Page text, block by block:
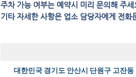
주차 가능 여부는 예약시 미리 문의해 주세
기타 자세한 사항은 업소 담당자에게 전
대한민국 경기도 안산시 단원구 고잔동